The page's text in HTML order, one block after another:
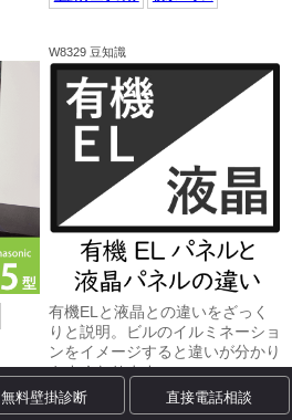
W8329 豆知識
有機ELと液晶との違いをざっく
りと説明。ビルのイルミネーショ
ンをイメージすると違いが分かり
やすくなります。
無料壁掛診断 直接電話相談